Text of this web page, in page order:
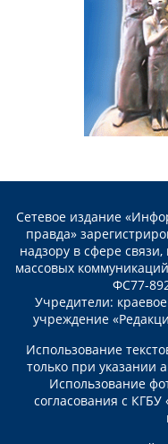
Сетевое издание
правда»
надзору в сфере
массовых
ФС77-
Учредители:
учреждение
Использование
только при указании
Использование
согласования с КГБУ